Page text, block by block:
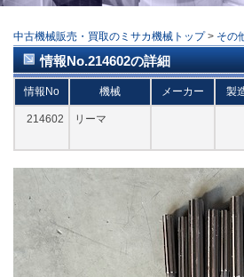
中古機械販売・買取のミサカ機械トップ > その
情報No.214602の詳細
情報No 機械 メーカー 製
214602 リーマ